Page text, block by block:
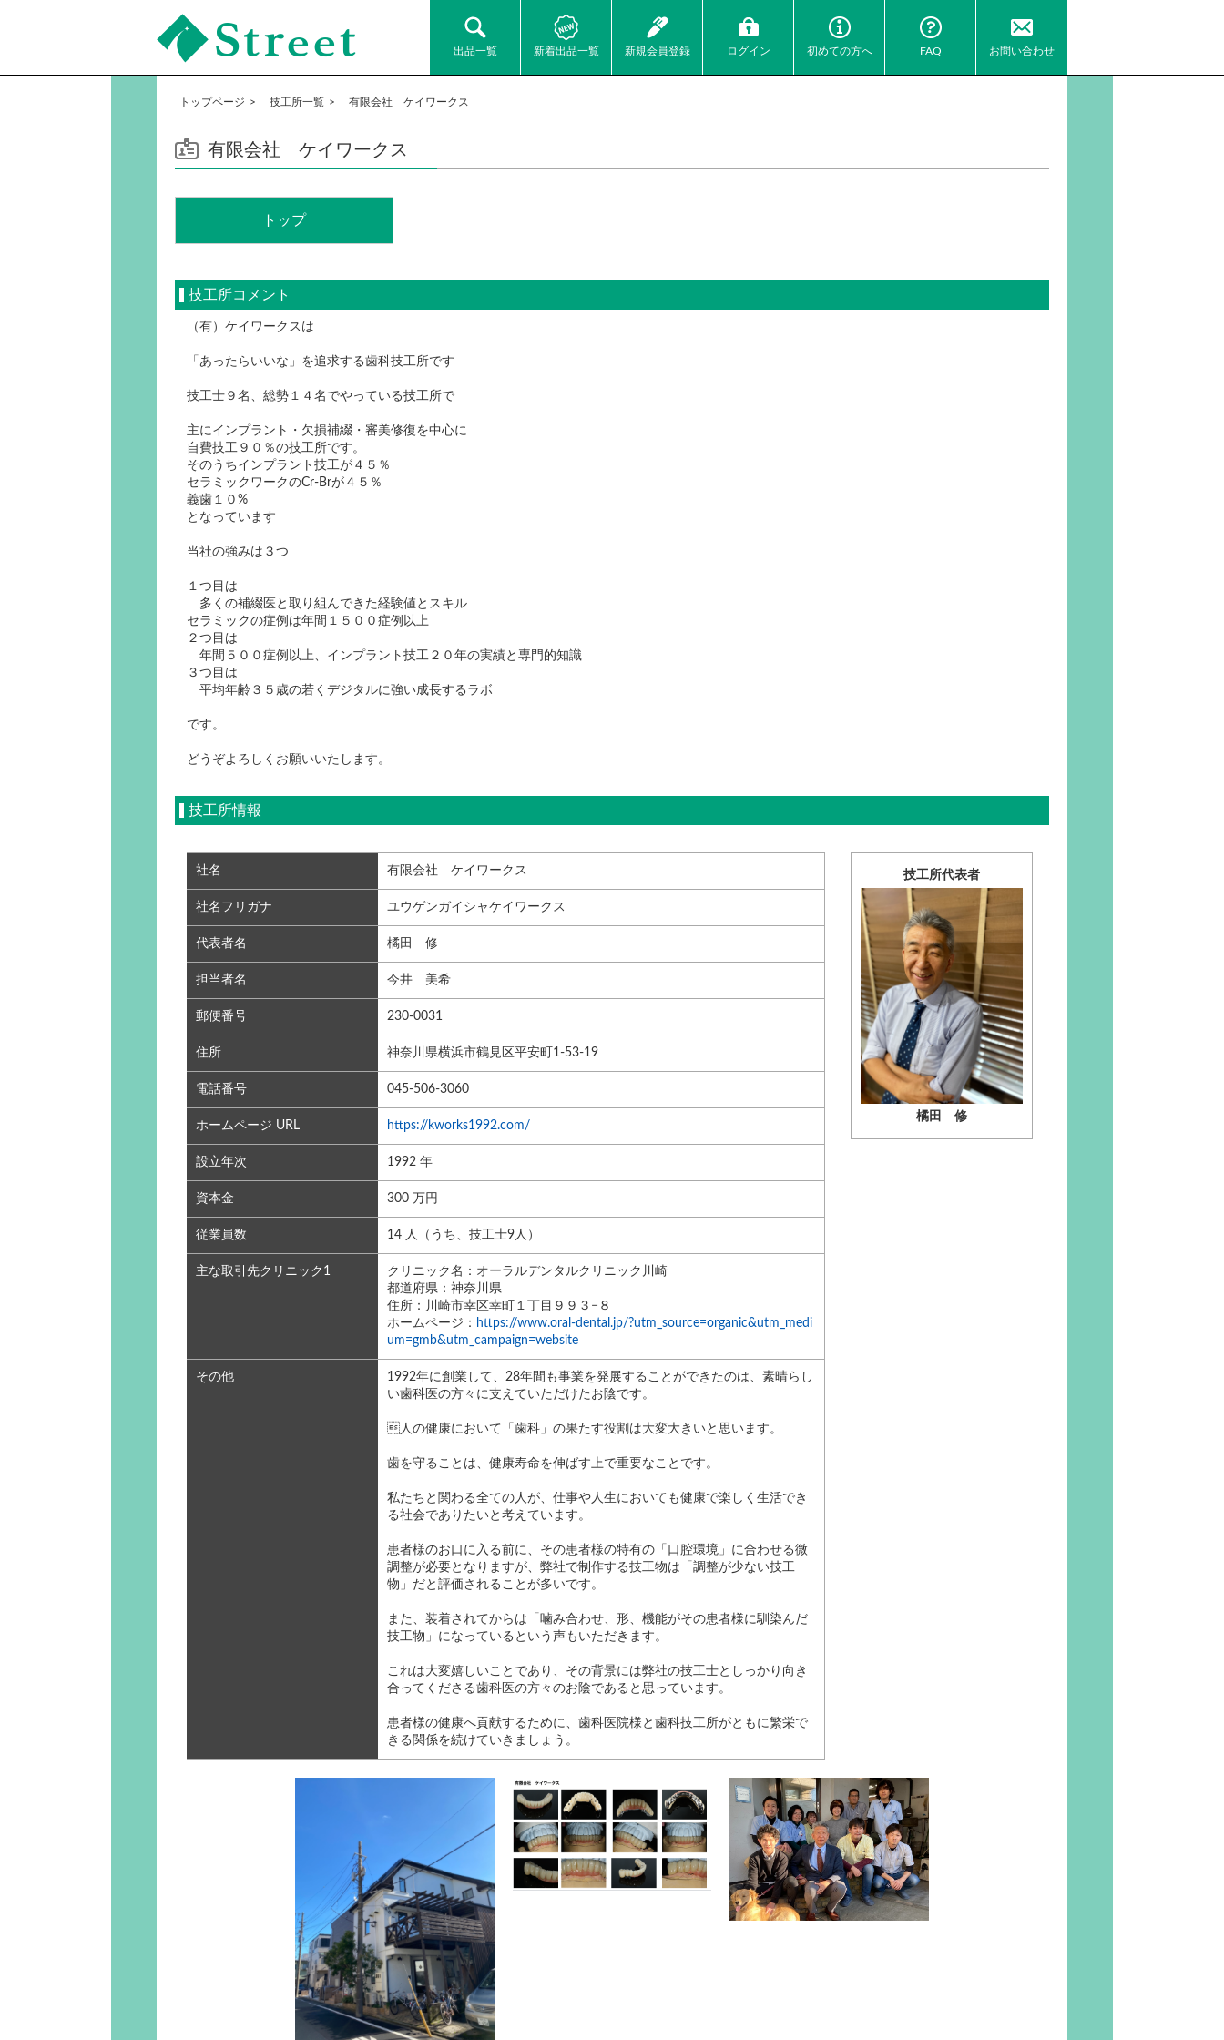
JI-Net_Japan-Implant_日
本最大級_歯科技工のオ
出品一覧 新着出品一覧 新規会員登録 ログイン 初めての方へ FAQ お問い合わせ
トップページ 技工所一覧 有限会社 ケイワークス
有限会社 ケイワークス
トップ
技工所コメント
（有）ケイワークスは
「あったらいいな」を追求する歯科技工所です
技工士９名、総勢１４名でやっている技工所で
主にインプラント・欠損補綴・審美修復を中心に
自費技工９０％の技工所です。
そのうちインプラント技工が４５％
セラミックワークのCr-Brが４５％
義歯１０%
となっています
当社の強みは３つ
１つ目は
多くの補綴医と取り組んできた経験値とスキル
セラミックの症例は年間１５００症例以上
２つ目は
年間５００症例以上、インプラント技工２０年の実績と専門的知識
３つ目は
平均年齢３５歳の若くデジタルに強い成長するラボ
です。
どうぞよろしくお願いいたします。
技工所情報
社名 有限会社 ケイワークス
社名フリガナ ユウゲンガイシャケイワークス
代表者名 橘田 修
担当者名 今井 美希
郵便番号 230-0031
住所 神奈川県横浜市鶴見区平安町1-53-19
電話番号 045-506-3060
ホームページ URL https://kworks1992.com/
設立年次 1992 年
資本金 300 万円
従業員数 14 人（うち、技工士9人）
主な取引先クリニック1
クリニック名：オーラルデンタルクリニック川崎
都道府県：神奈川県
住所：川崎市幸区幸町１丁目９９３−８
ホームページ： https://www.oral-dental.jp/?utm_source=organic&utm_medi
um=gmb&utm_campaign=website
その他
1992年に創業して、28年間も事業を発展することができたのは、素晴らし
い歯科医の方々に支えていただけたお陰です。
人の健康において「歯科」の果たす役割は大変大きいと思います。
歯を守ることは、健康寿命を伸ばす上で重要なことです。
私たちと関わる全ての人が、仕事や人生においても健康で楽しく生活でき
る社会でありたいと考えています。
患者様のお口に入る前に、その患者様の特有の「口腔環境」に合わせる微
調整が必要となりますが、弊社で制作する技工物は「調整が少ない技工
物」だと評価されることが多いです。
また、装着されてからは「噛み合わせ、形、機能がその患者様に馴染んだ
技工物」になっているという声もいただきます。
これは大変嬉しいことであり、その背景には弊社の技工士としっかり向き
合ってくださる歯科医の方々のお陰であると思っています。
患者様の健康へ貢献するために、歯科医院様と歯科技工所がともに繁栄で
きる関係を続けていきましょう。
技工所代表者
橘田 修